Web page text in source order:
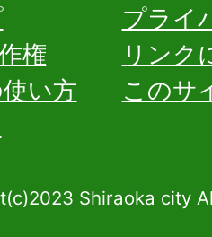
プライ
権
リンク
い方
このサ
Shiraoka city